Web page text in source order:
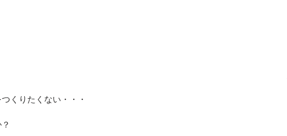
くりたくない・・・